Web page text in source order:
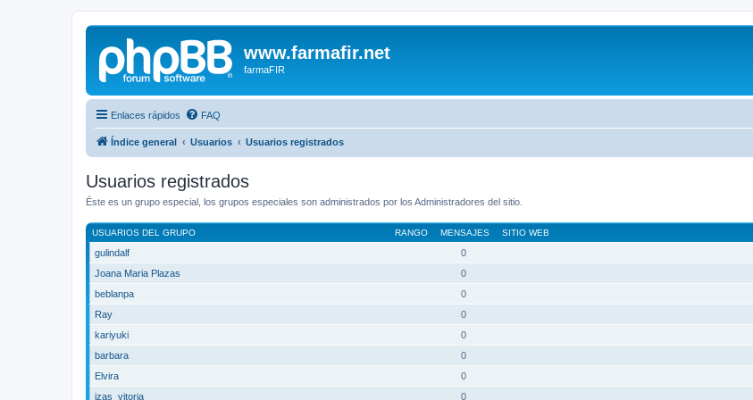
www.farmafir.net
farmaFIR
Enlaces rápidos FAQ
Índice general Usuarios Usuarios registrados
Usuarios registrados
Éste es un grupo especial, los grupos especiales son administrados por los Administradores del sitio.
RANGO
USUARIOS DEL GRUPO MENSAJES SITIO WEB
gulindalf 0
Joana Maria Plazas
0
beblanpa
0
Ray
0
kariyuki
0
barbara
0
Elvira
0
izas_vitoria
0